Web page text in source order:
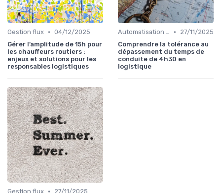
Gestion flux • 04/12/2025
Gérer l’amplitude de 15h pour
les chauffeurs routiers :
enjeux et solutions pour les
responsables logistiques
Automatisation processus •
27/11/2025
Comprendre la tolérance au
dépassement du temps de
conduite de 4h30 en
logistique
Gestion flux
27/11/2025